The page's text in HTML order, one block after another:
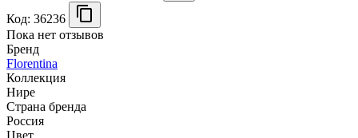
Код: 36236
Пока нет отзывов
Бренд
Florentina
Коллекция
Нире
Страна бренда
Россия
Цвет